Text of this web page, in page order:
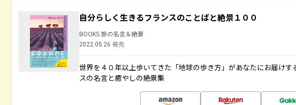
自分らしく生きるフランスのことばと絶景１００
BOOKS 旅の名言＆絶景
2022.05.26 発売
世界を４０年以上歩いてきた「地球の歩き方」があなたにお届けす
スの名言と癒やしの絶景集